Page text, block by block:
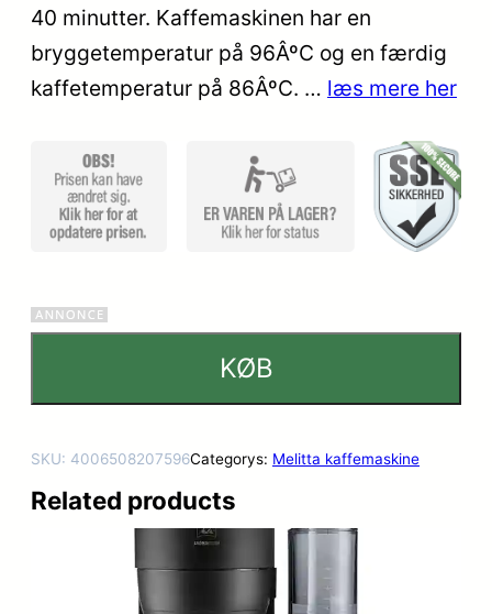
mmelser
40 minutter. Kaffemaskinen har en
bryggetemperatur på 96ÂºC og en færdig
kaffetemperatur på 86ÂºC. … læs mere her
KØB
SKU: 4006508207596Categorys: Melitta kaffemaskine
Related products